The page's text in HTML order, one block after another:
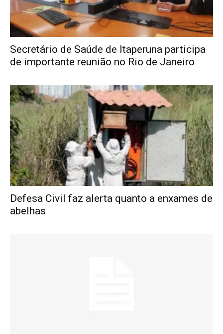
Secretário de Saúde de Itaperuna participa
de importante reunião no Rio de Janeiro
Defesa Civil faz alerta quanto a enxames de
abelhas